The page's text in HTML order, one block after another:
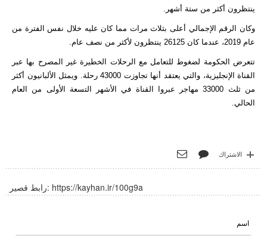
ينتظرون أكثر من ستة أشهر.
وكان الرقم الإجمالي أعلى بثلاث مرات مما كان عليه خلال نفس الفترة من
عام 2019، عندما كان 26125 ينتظرون لأكثر من نصف عام.
تتعرض الحكومة لضغوط للتعامل مع الرحلات الخطيرة غير المصرح بها عبر
القناة الإنجليزية، والتي يعتقد أنها تجاوزت 43000 رحلة. ويمثل الألبانيون أكثر
من ثلث 33000 مهاجر عبروا القناة في الأشهر التسعة الأولى من العام
الحالي.
الاشتراك
رابط قصير: https://kayhan.ir/100g9a
اسم